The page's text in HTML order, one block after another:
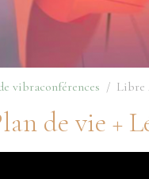
vibraconférences Libre
de vie +